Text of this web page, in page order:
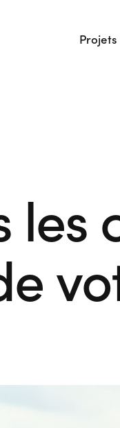
Projets
les